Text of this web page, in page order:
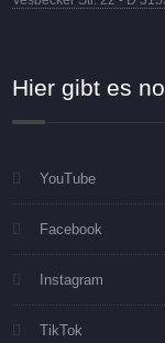
Hier gibt es
YouTube
Facebook
Instagram
TikTok